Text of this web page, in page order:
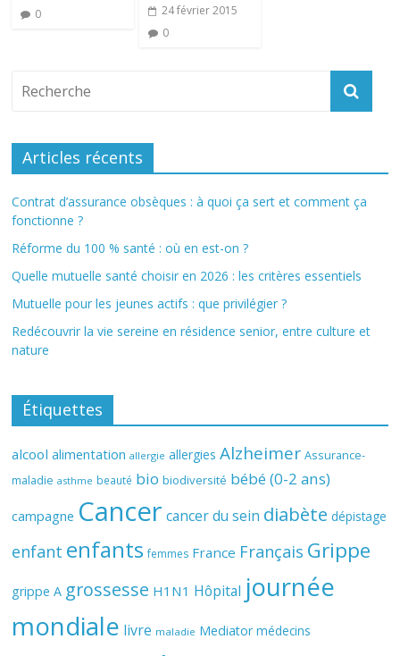
0
24 février 2015
0
Articles récents
Contrat d’assurance obsèques : à quoi ça sert et comment ça
fonctionne ?
Réforme du 100 % santé : où en est-on ?
Quelle mutuelle santé choisir en 2026 : les critères essentiels
Mutuelle pour les jeunes actifs : que privilégier ?
Redécouvrir la vie sereine en résidence senior, entre culture et
nature
Étiquettes
alcool alimentation allergie allergies Alzheimer Assurance-
maladie asthme beauté bio biodiversité bébé (0-2 ans)
campagne Cancer cancer du sein diabète dépistage
enfant enfants femmes France Français Grippe
grippe A grossesse H1N1 Hôpital journée
mondiale livre maladie Mediator médecins